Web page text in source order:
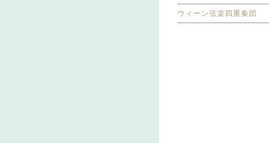
ウィーン弦楽四重奏団